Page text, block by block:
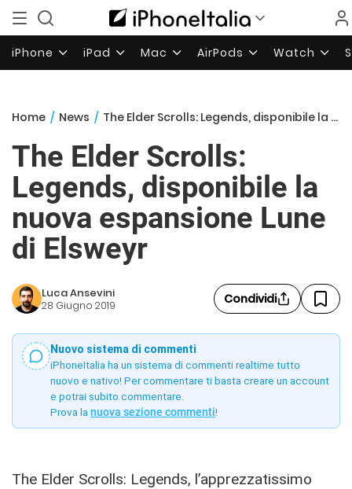
iPhone iPad Mac AirPods Watch
Home / News / The Elder Scrolls: Legends, disponibile la nuova espansione Lune di Elsweyr
The Elder Scrolls:
Legends, disponibile la
nuova espansione Lune
di Elsweyr
Luca Ansevini
28 Giugno 2019 Condividi
Nuovo sistema di commenti
iPhoneItalia ha un sistema di commenti realtime tutto
nuovo e nativo! Per commentare ti basta creare un account
e potrai subito commentare.
Prova la nuova sezione commenti!
The Elder Scrolls: Legends, l’apprezzatissimo